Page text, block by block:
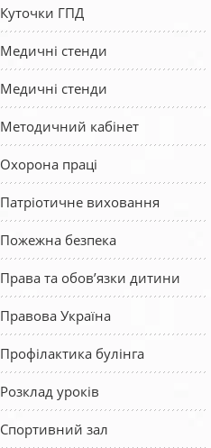
Куточки ГПД
Медичні стенди
Медичні стенди
Методичний кабінет
Охорона праці
Патріотичне виховання
Пожежна безпека
Права та обов’язки дитини
Правова Україна
Профілактика булінга
Розклад уроків
Спортивний зал